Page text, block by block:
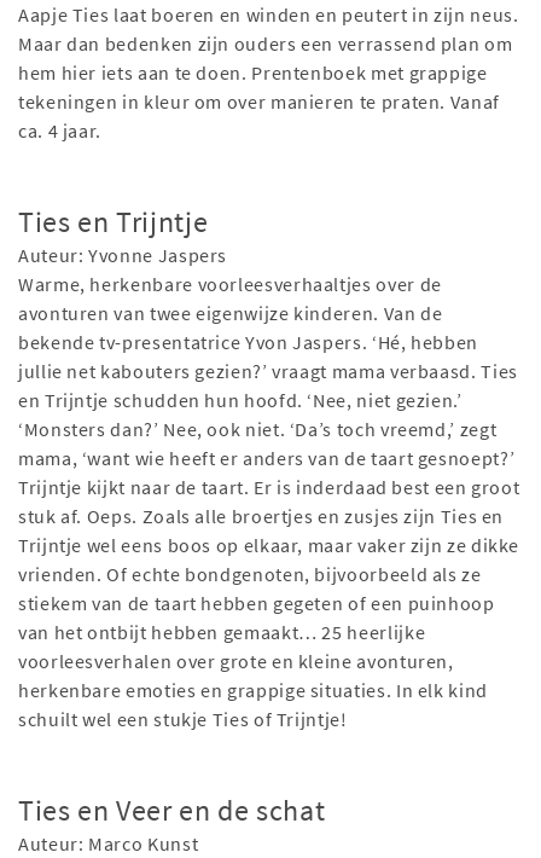
Aapje Ties laat boeren en winden en peutert in zijn neus.
Maar dan bedenken zijn ouders een verrassend plan om
hem hier iets aan te doen. Prentenboek met grappige
tekeningen in kleur om over manieren te praten. Vanaf
ca. 4 jaar.
Ties en Trijntje
Auteur: Yvonne Jaspers
Warme, herkenbare voorleesverhaaltjes over de
avonturen van twee eigenwijze kinderen. Van de
bekende tv-presentatrice Yvon Jaspers. ‘Hé, hebben
jullie net kabouters gezien?’ vraagt mama verbaasd. Ties
en Trijntje schudden hun hoofd. ‘Nee, niet gezien.’
‘Monsters dan?’ Nee, ook niet. ‘Da’s toch vreemd,’ zegt
mama, ‘want wie heeft er anders van de taart gesnoept?’
Trijntje kijkt naar de taart. Er is inderdaad best een groot
stuk af. Oeps. Zoals alle broertjes en zusjes zijn Ties en
Trijntje wel eens boos op elkaar, maar vaker zijn ze dikke
vrienden. Of echte bondgenoten, bijvoorbeeld als ze
stiekem van de taart hebben gegeten of een puinhoop
van het ontbijt hebben gemaakt… 25 heerlijke
voorleesverhalen over grote en kleine avonturen,
herkenbare emoties en grappige situaties. In elk kind
schuilt wel een stukje Ties of Trijntje!
Ties en Veer en de schat
Auteur: Marco Kunst